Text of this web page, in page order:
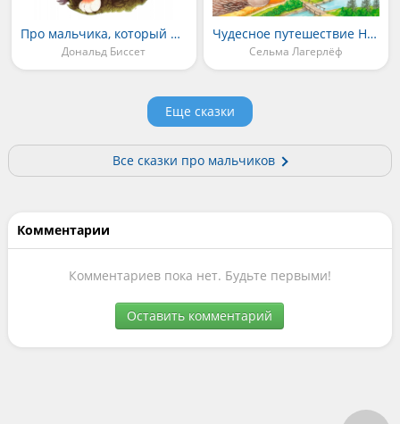
Про мальчика, который рычал на тигров
Дональд Биссет
Чудесное путешествие Нильса с дикими гусями
Сельма Лагерлёф
Еще сказки
Все сказки про мальчиков
Комментарии
Комментариев пока нет. Будьте первыми!
Оставить комментарий